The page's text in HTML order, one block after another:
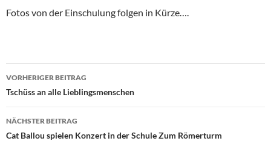
Fotos von der Einschulung folgen in Kürze….
Beitragsnavigation
VORHERIGER BEITRAG
Tschüss an alle Lieblingsmenschen
NÄCHSTER BEITRAG
Cat Ballou spielen Konzert in der Schule Zum Römerturm